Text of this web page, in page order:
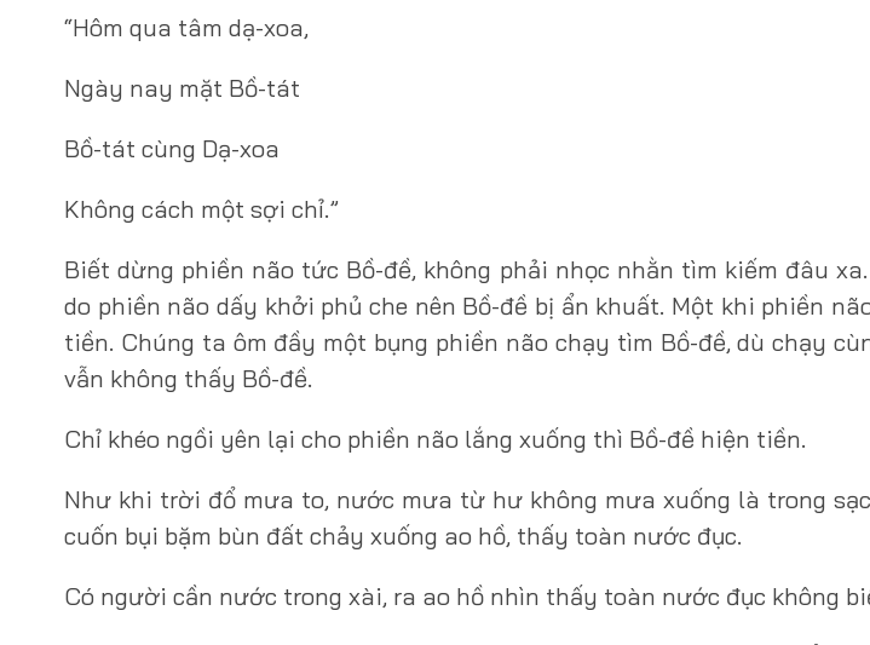
“Hôm qua tâm dạ-xoa,
Ngày nay mặt Bồ-tát
Bồ-tát cùng Dạ-xoa
Không cách một sợi chỉ.”
Biết dừng phiền não tức Bồ-đề, không phải nhọc nhằn tìm kiếm đâu
do phiền não dấy khởi phủ che nên Bồ-đề bị ẩn khuất. Một khi phiền
tiền. Chúng ta ôm đầy một bụng phiền não chạy tìm Bồ-đề, dù chạy
vẫn không thấy Bồ-đề.
Chỉ khéo ngồi yên lại cho phiền não lắng xuống thì Bồ-đề hiện tiền.
Như khi trời đổ mưa to, nước mưa từ hư không mưa xuống là trong
cuốn bụi bặm bùn đất chảy xuống ao hồ, thấy toàn nước đục.
Có người cần nước trong xài, ra ao hồ nhìn thấy toàn nước đục không